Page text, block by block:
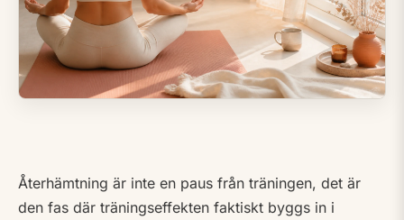
Återhämtning är inte en paus från träningen, det är
den fas där träningseffekten faktiskt byggs in i